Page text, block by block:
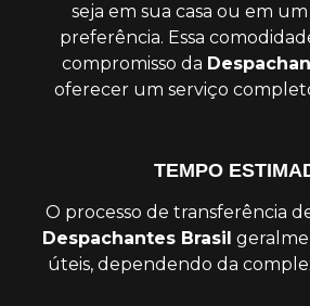
seja em sua casa ou em
preferência. Essa
compromisso da
oferecer um serviço
TEMPO
O processo de transferência
Despachantes Brasil
úteis, dependendo da